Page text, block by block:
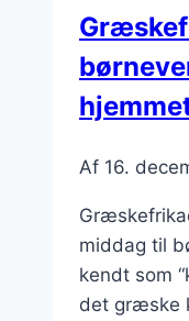
Af 16.
middag til
kendt som
det græske